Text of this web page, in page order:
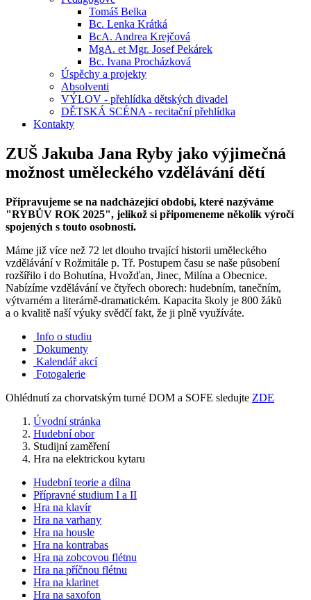
Tomáš Belka
Bc. Lenka Krátká
BcA. Andrea Krejčová
MgA. et Mgr. Josef Pekárek
Bc. Ivana Procházková
Úspěchy a projekty
Absolventi
VÝLOV - přehlídka dětských divadel
DĚTSKÁ SCÉNA - recitační přehlídka
Kontakty
ZUŠ Jakuba Jana Ryby jako výjimečná
možnost uměleckého vzdělávání dětí
Připravujeme se na nadcházející období, které nazýváme
"RYBŮV ROK 2025", jelikož si připomeneme několik výročí
spojených s touto osobností.
Máme již více než 72 let dlouho trvající historii uměleckého
vzdělávání v Rožmitále p. Tř. Postupem času se naše působení
rozšířilo i do Bohutína, Hvožďan, Jinec, Milína a Obecnice.
Nabízíme vzdělávání ve čtyřech oborech: hudebním, tanečním,
výtvarném a literárně-dramatickém. Kapacita školy je 800 žáků
a o kvalitě naší výuky svědčí fakt, že ji plně využíváte.
Info o studiu
Dokumenty
Kalendář akcí
Fotogalerie
Ohlédnutí za chorvatským turné DOM a SOFE sledujte ZDE
Úvodní stránka
Hudební obor
Studijní zaměření
Hra na elektrickou kytaru
Hudební teorie a dílna
Přípravné studium I a II
Hra na klavír
Hra na varhany
Hra na housle
Hra na kontrabas
Hra na zobcovou flétnu
Hra na příčnou flétnu
Hra na klarinet
Hra na saxofon